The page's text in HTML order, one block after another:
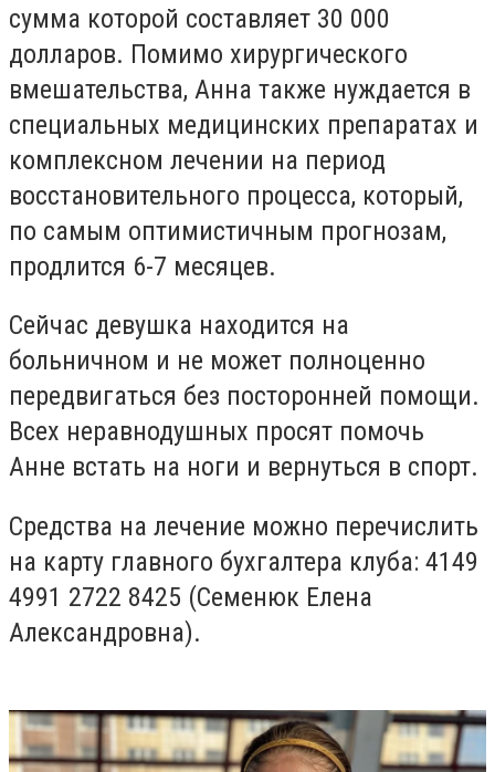
сумма которой составляет 30 000
долларов. Помимо хирургического
вмешательства, Анна также нуждается в
специальных медицинских препаратах и
комплексном лечении на период
восстановительного процесса, который,
по самым оптимистичным прогнозам,
продлится 6-7 месяцев.
Сейчас девушка находится на
больничном и не может полноценно
передвигаться без посторонней помощи.
Всех неравнодушных просят помочь
Анне встать на ноги и вернуться в спорт.
Средства на лечение можно перечислить
на карту главного бухгалтера клуба: 4149
4991 2722 8425 (Семенюк Елена
Александровна).